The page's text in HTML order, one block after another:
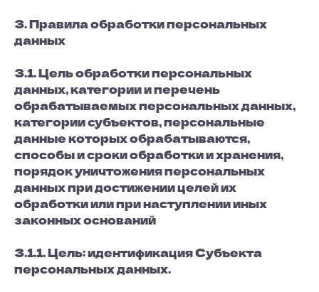
3. Правила обработки персональных
данных
3.1. Цель обработки персональных
данных, категории и перечень
обрабатываемых персональных данных,
категории субъектов, персональные
данные которых обрабатываются,
способы и сроки обработки и хранения,
порядок уничтожения персональных
данных при достижении целей их
обработки или при наступлении иных
законных оснований
3.1.1. Цель: идентификация Субъекта
персональных данных.